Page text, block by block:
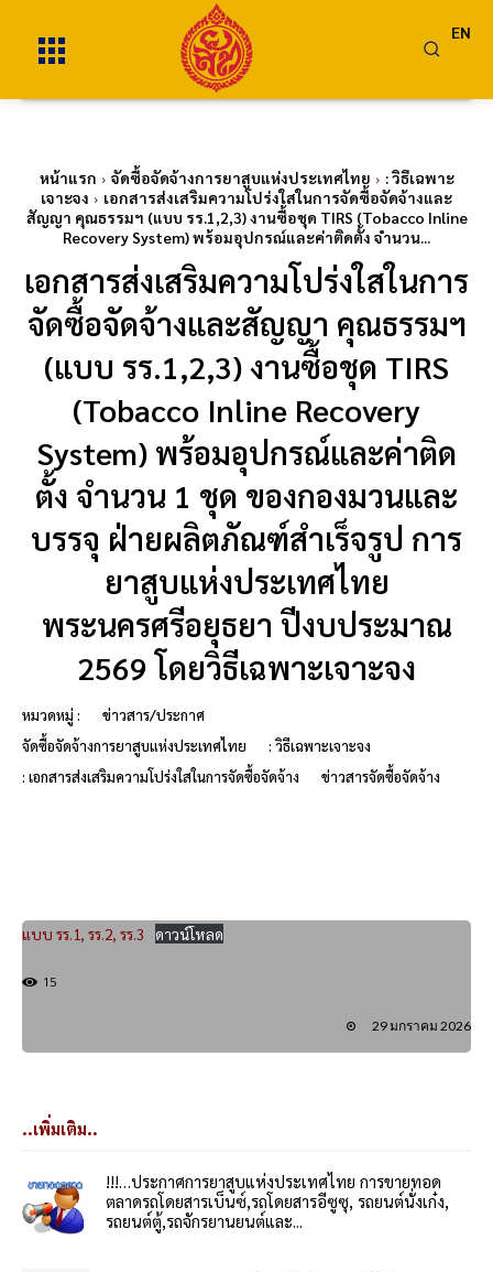
EN
หน้าแรก จัดซื้อจัดจ้างการยาสูบแห่งประเทศไทย
: วิธีเฉพาะ
เจาะจง
เอกสารส่งเสริมความโปร่งใสในการจัดซื้อจัดจ้างและ
สัญญา คุณธรรมฯ (แบบ รร.1,2,3) งานซื้อชุด TIRS (Tobacco Inline
Recovery System) พร้อมอุปกรณ์และค่าติดตั้ง จำนวน...
เอกสารส่งเสริมความโปร่งใสในการ
จัดซื้อจัดจ้างและสัญญา คุณธรรมฯ
(แบบ รร.1,2,3) งานซื้อชุด TIRS
(Tobacco Inline Recovery
System) พร้อมอุปกรณ์และค่าติด
ตั้ง จำนวน 1 ชุด ของกองมวนและ
บรรจุ ฝ่ายผลิตภัณฑ์สำเร็จรูป การ
ยาสูบแห่งประเทศไทย
พระนครศรีอยุธยา ปีงบประมาณ
2569 โดยวิธีเฉพาะเจาะจง
หมวดหมู่ :
ข่าวสาร/ประกาศ
จัดซื้อจัดจ้างการยาสูบแห่งประเทศไทย
: วิธีเฉพาะเจาะจง
: เอกสารส่งเสริมความโปร่งใสในการจัดซื้อจัดจ้าง
ข่าวสารจัดซื้อจัดจ้าง
แบบ รร.1, รร.2, รร.3 ดาวน์โหลด
15
29 มกราคม 2026
..เพิ่มเติม..
!!!…ประกาศการยาสูบแห่งประเทศไทย การขายทอด
ตลาดรถโดยสารเบ็นซ์,รถโดยสารอีซูซุ, รถยนต์นั่งเก๋ง,
รถยนต์ตู้,รถจักรยานยนต์และ...